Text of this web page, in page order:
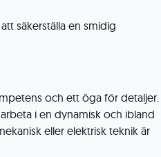
säkerställa en smidig
och ett öga för detaljer.
i en dynamisk och ibland
eller elektrisk teknik är